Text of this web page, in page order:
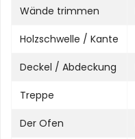
Wände trimmen
Holzschwelle / Kante
Deckel / Abdeckung
Treppe
Der Ofen